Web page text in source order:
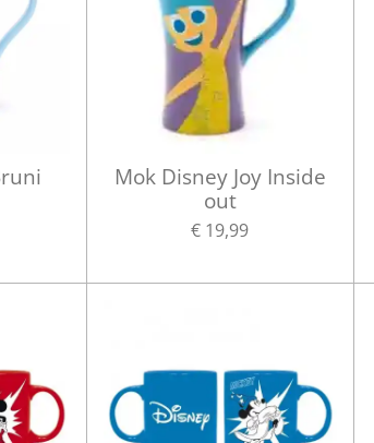
Mok Disney Joy Inside
out
€ 19,99